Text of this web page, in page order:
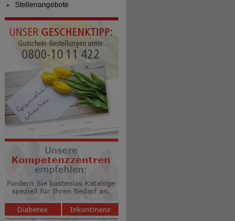
Fruit & Mint Spray 1 mg/Sprühstoß NFC
Kenvue Germany GmbH (OTC)
18215132
2St Spray
Stellenangebote